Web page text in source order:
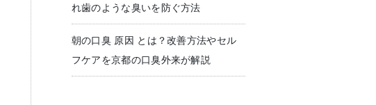
れ歯のような臭いを防ぐ方法
朝の口臭 原因 とは？改善方法やセル
フケアを京都の口臭外来が解説